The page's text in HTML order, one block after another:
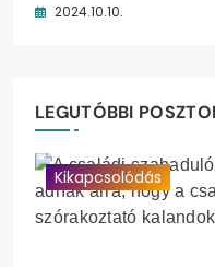
2024.11.06.
2024.10.10.
2024.09.30.
2024.09.28.
LEGUTÓBBI
Kikapcsolódás